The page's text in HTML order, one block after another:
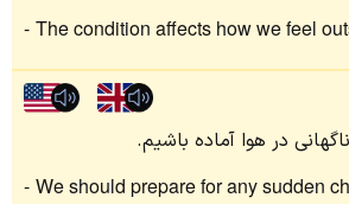
The condition affects how we feel
در هوا آماده باشیم.
We should prepare for any sudden